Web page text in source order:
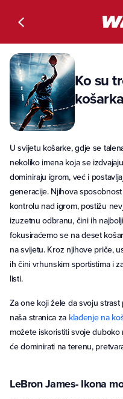
Ko su
U svijetu košarke, gdje se
nekoliko imena koja se
dominiraju igrom, već i
generacije. Njihova
kontrolu nad igrom, postižu
izuzetnu odbranu, čini ih
fokusiraćemo se na deset
na svijetu. Kroz njihove priče,
ih čini vrhunskim sportistima i
listi.
Za one koji žele da svoju
naša stranica za klađenje na
možete iskoristiti svoje
će dominirati na terenu,
LeBron James- Ikona